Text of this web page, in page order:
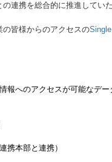
連携を総合的に推進してい
皆様からのアクセスの
へのアクセスが可能なデ
携本部と連携）